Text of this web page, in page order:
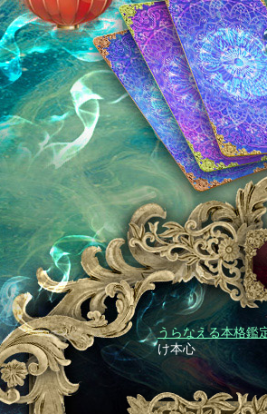
うらなえる本格鑑
け本心